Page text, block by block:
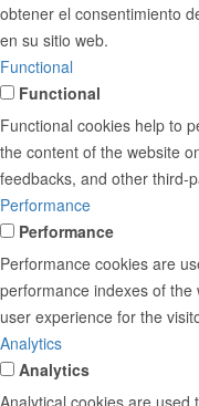
obtener el consentimiento
en su sitio web.
Functional
Functional
Functional cookies help to
the content of the website
feedbacks, and other third-
Performance
Performance
Performance cookies are
performance indexes of
user experience for the
Analytics
Analytics